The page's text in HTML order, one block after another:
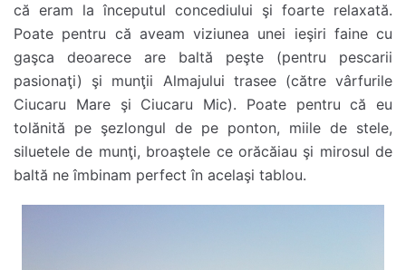
că eram la începutul concediului şi foarte relaxată.
Poate pentru că aveam viziunea unei ieşiri faine cu
gaşca deoarece are baltă peşte (pentru pescarii
pasionaţi) şi munţii Almajului trasee (către vârfurile
Ciucaru Mare şi Ciucaru Mic). Poate pentru că eu
tolănită pe şezlongul de pe ponton, miile de stele,
siluetele de munţi, broaştele ce orăcăiau şi mirosul de
baltă ne îmbinam perfect în acelaşi tablou.